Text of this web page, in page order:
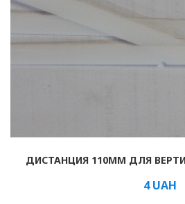
ДИСТАНЦИЯ 110ММ ДЛЯ
4UAH